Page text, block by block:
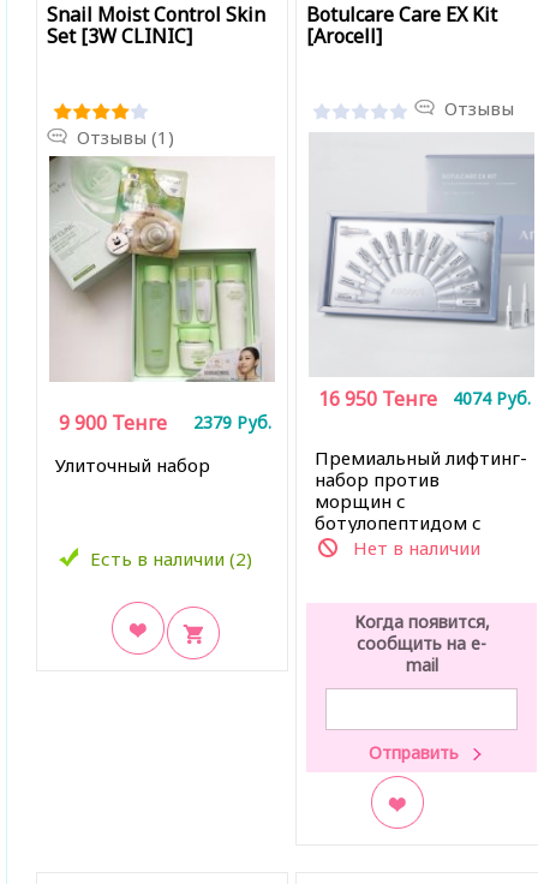
Snail Moist Control Skin
Set [3W CLINIC]
Отзывы (1)
Улиточный набор
Есть в наличии (2)
9 900 Тенге 2379 Руб.
Botulcare Care EX Kit
[Arocell]
Отзывы
Премиальный лифтинг-
набор против
морщин с
ботулопептидом с
эффектом
Активатор)
Нет в наличии
16 950 Тенге 4074 Руб.
Когда появится,
сообщить на e-
mail